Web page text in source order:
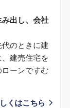
み出し、会社
のときに建
建売住宅を
ーンですむ
くはこちら